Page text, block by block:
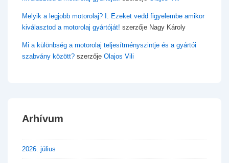
Melyik a legjobb motorolaj? I. Ezeket vedd figyelembe amikor
kiválasztod a motorolaj gyártóját! szerzője Nagy Károly
Mi a különbség a motorolaj teljesítményszintje és a gyártói
szabvány között? szerzője Olajos Vili
Arhívum
2026. július